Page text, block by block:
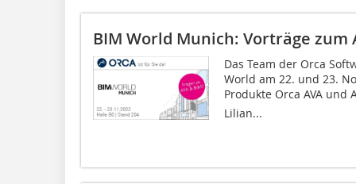
BIM World Munich: Vorträge zum
Das Team der Orca
World am 22. und 23.
Produkte Orca AVA
Lilian...